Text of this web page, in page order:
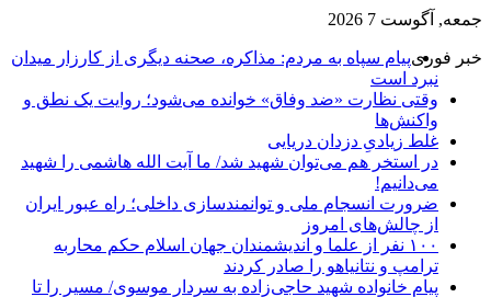
جمعه, آگوست 7 2026
خبر فوریپیام سپاه به مردم: مذاکره، صحنه دیگری از کارزار میدان
نبرد است
وقتی نظارت «ضد وفاق» خوانده می‌شود؛ روایت یک نطق و
واکنش‌ها
غلط زیادیِ دزدان دریایی
در استخر هم می‌توان شهید شد/ ما آیت الله هاشمی را شهید
می‌دانیم!
ضرورت انسجام ملی و توانمندسازی داخلی؛ راه عبور ایران
از چالش‌های امروز
۱۰۰ نفر از علما و اندیشمندان جهان اسلام حکم محاربه
ترامپ و نتانیاهو را صادر کردند
پیام خانواده شهید حاجی‌زاده به سردار موسوی/ مسیر را تا